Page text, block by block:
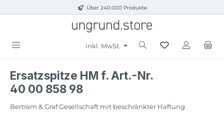
Zum Hauptinhalt springenÜber 240.000 Produkte
inkl. MwSt.
Ersatzspitze HM f. Art.-Nr.
40 00 858 98
Bertram & Graf Gesellschaft mit beschränkter Haftung